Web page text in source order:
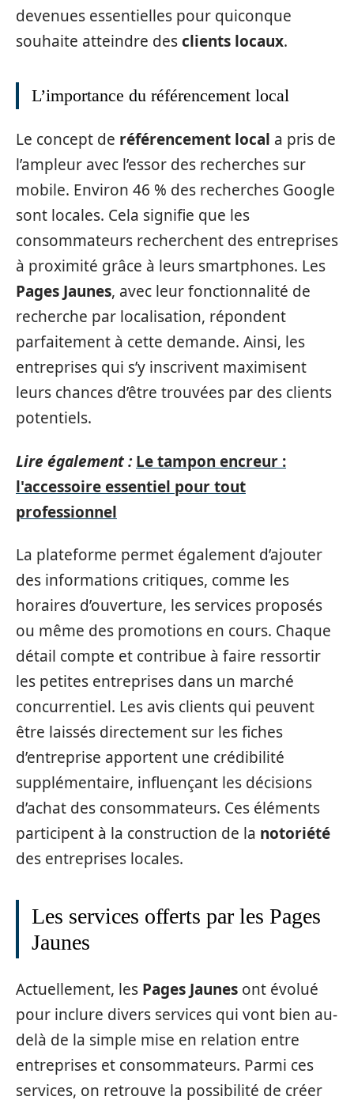
devenues essentielles pour quiconque
souhaite atteindre desclients locaux.
L’importance du référencement local
Le concept de référencement local a pris de
l’ampleur avec l’essor des recherches sur
mobile. Environ 46 % des recherches Google
sont locales. Cela signifie que les
consommateurs recherchent des entreprises
à proximité grâce à leurs smartphones. Les
Pages Jaunes, avec leur fonctionnalité de
recherche par localisation, répondent
parfaitement à cette demande. Ainsi, les
entreprises qui s’y inscrivent maximisent
leurs chances d’être trouvées par des clients
potentiels.
Lire également : Le tampon encreur :
l'accessoire essentiel pour tout
professionnel
La plateforme permet également d’ajouter
des informations critiques, comme les
horaires d’ouverture, les services proposés
ou même des promotions en cours. Chaque
détail compte et contribue à faire ressortir
les petites entreprises dans un marché
concurrentiel. Les avis clients qui peuvent
être laissés directement sur les fiches
d’entreprise apportent une crédibilité
supplémentaire, influençant les décisions
d’achat des consommateurs. Ces éléments
participent à la construction de la notoriété
des entreprises locales.
Les services offerts par les Pages
Jaunes
Actuellement, les Pages Jaunes ont évolué
pour inclure divers services qui vont bien au-
delà de la simple mise en relation entre
entreprises et consommateurs. Parmi ces
services, on retrouve la possibilité de créer